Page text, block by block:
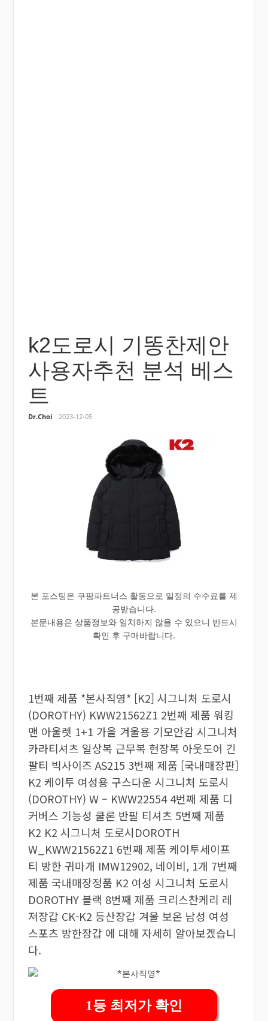
k2도로시 기똥찬제안
사용자추천 분석 베스
트
Dr.Choi 2023-12-05
본 포스팅은 쿠팡파트너스 활동으로 일정의 수수료를 제
공받습니다.
본문내용은 상품정보와 일치하지 않을 수 있으니 반드시
확인 후 구매바랍니다.
1번째 제품 *본사직영* [K2] 시그니처 도로시
(DOROTHY) KWW21562Z1 2번째 제품 워킹
맨 아울렛 1+1 가을 겨울용 기모안감 시그니처
카라티셔츠 일상복 근무복 현장복 아웃도어 긴
팔티 빅사이즈 AS215 3번째 제품 [국내매장판]
K2 케이투 여성용 구스다운 시그니처 도로시
(DOROTHY) W – KWW22554 4번째 제품 디
커버스 기능성 쿨론 반팔 티셔츠 5번째 제품
K2 K2 시그니처 도로시DOROTH
W_KWW21562Z1 6번째 제품 케이투세이프
티 방한 귀마개 IMW12902, 네이비, 1개 7번째
제품 국내매장정품 K2 여성 시그니처 도로시
DOROTHY 블랙 8번째 제품 크리스찬케리 레
져장갑 CK-K2 등산장갑 겨울 보온 남성 여성
스포츠 방한장갑 에 대해 자세히 알아보겠습니
다.
1등 최저가 확인